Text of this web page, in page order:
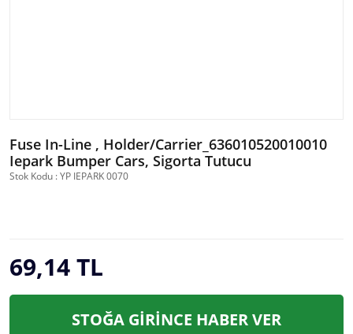
Fuse In-Line , Holder/Carrier_636010520010010
Iepark Bumper Cars, Sigorta Tutucu
Stok Kodu : YP IEPARK 0070
69,14 TL
STOĞA GİRİNCE HABER VER